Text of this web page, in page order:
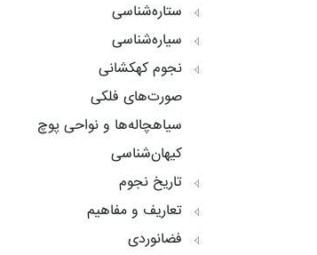
ستاره‌شناسی
سیاره‌شناسی
نجوم کهکشانی
صورت‌های فلکی
سیاهچاله‌ها و نواحی پوچ
کیهان‌شناسی
تاریخ نجوم
تعاریف و مفاهیم
فضانوردی